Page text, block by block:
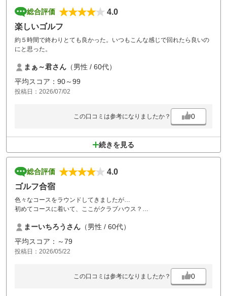
総合評価
4.0
楽しいゴルフ
約５時間で終わりとても良かった。いつもこんな感じで回れたら良いの
にと思った。
まぁ～君さん （男性 / 60代）
平均スコア：90～99
投稿日：2026/07/02
この口コミは参考になりましたか？ 0
続きを見る
総合評価
4.0
ゴルフ合宿
色々なコースをラウンドしてきましたが…
初めてコースに着いて、ここがクラブハウス？
す笑
常連さんっぽい方に聞いてなんとか出来ました。
自分でカートに積み下ろしは慣れてますので問題ありません。バックテ
ィ申請すると
コース的には好きな感じ、トリッキーで狭い所も、広いフェアウェイも
ありグリーンが小さくてで面白いコースですが…グリーンがとても遅く
まーいちろうさん （男性 / 60代）
平均スコア：～79
投稿日：2026/05/22
この口コミは参考になりましたか？ 0